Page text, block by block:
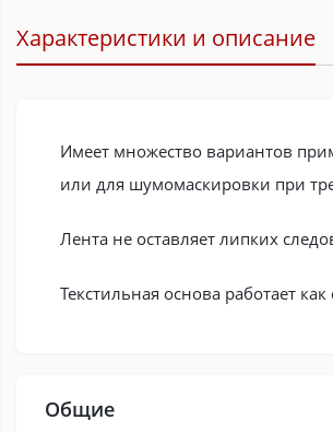
Характеристики и описание
Имеет множество вариантов
или для шумомаскировки при
Лента не оставляет липких
Текстильная основа работает
Общие